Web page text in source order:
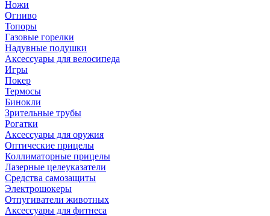
Ножи
Огниво
Топоры
Газовые горелки
Надувные подушки
Аксессуары для велосипеда
Игры
Покер
Термосы
Бинокли
Зрительные трубы
Рогатки
Аксессуары для оружия
Оптические прицелы
Коллиматорные прицелы
Лазерные целеуказатели
Средства самозащиты
Электрошокеры
Отпугиватели животных
Аксессуары для фитнеса